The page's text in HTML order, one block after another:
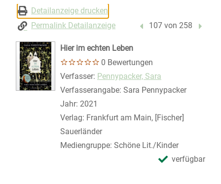
Detailanzeige drucken
Permalink Detailanzeige
Vorheriger Treffer
107 von 258
Hier im echten Leben
0 Bewertungen
Verfasser: Suche nach diesem Verfasser
Pennypacker, Sara
Verfasserangabe: Sara Pennypacker
Jahr: 2021
Verlag: Frankfurt am Main, [Fischer]
Sauerländer
Mediengruppe: Schöne Lit./Kinder
verfügbar